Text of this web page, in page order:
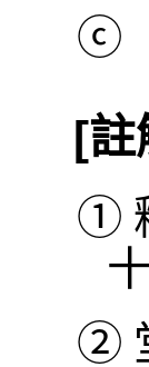
ⓒ
[註
①
②